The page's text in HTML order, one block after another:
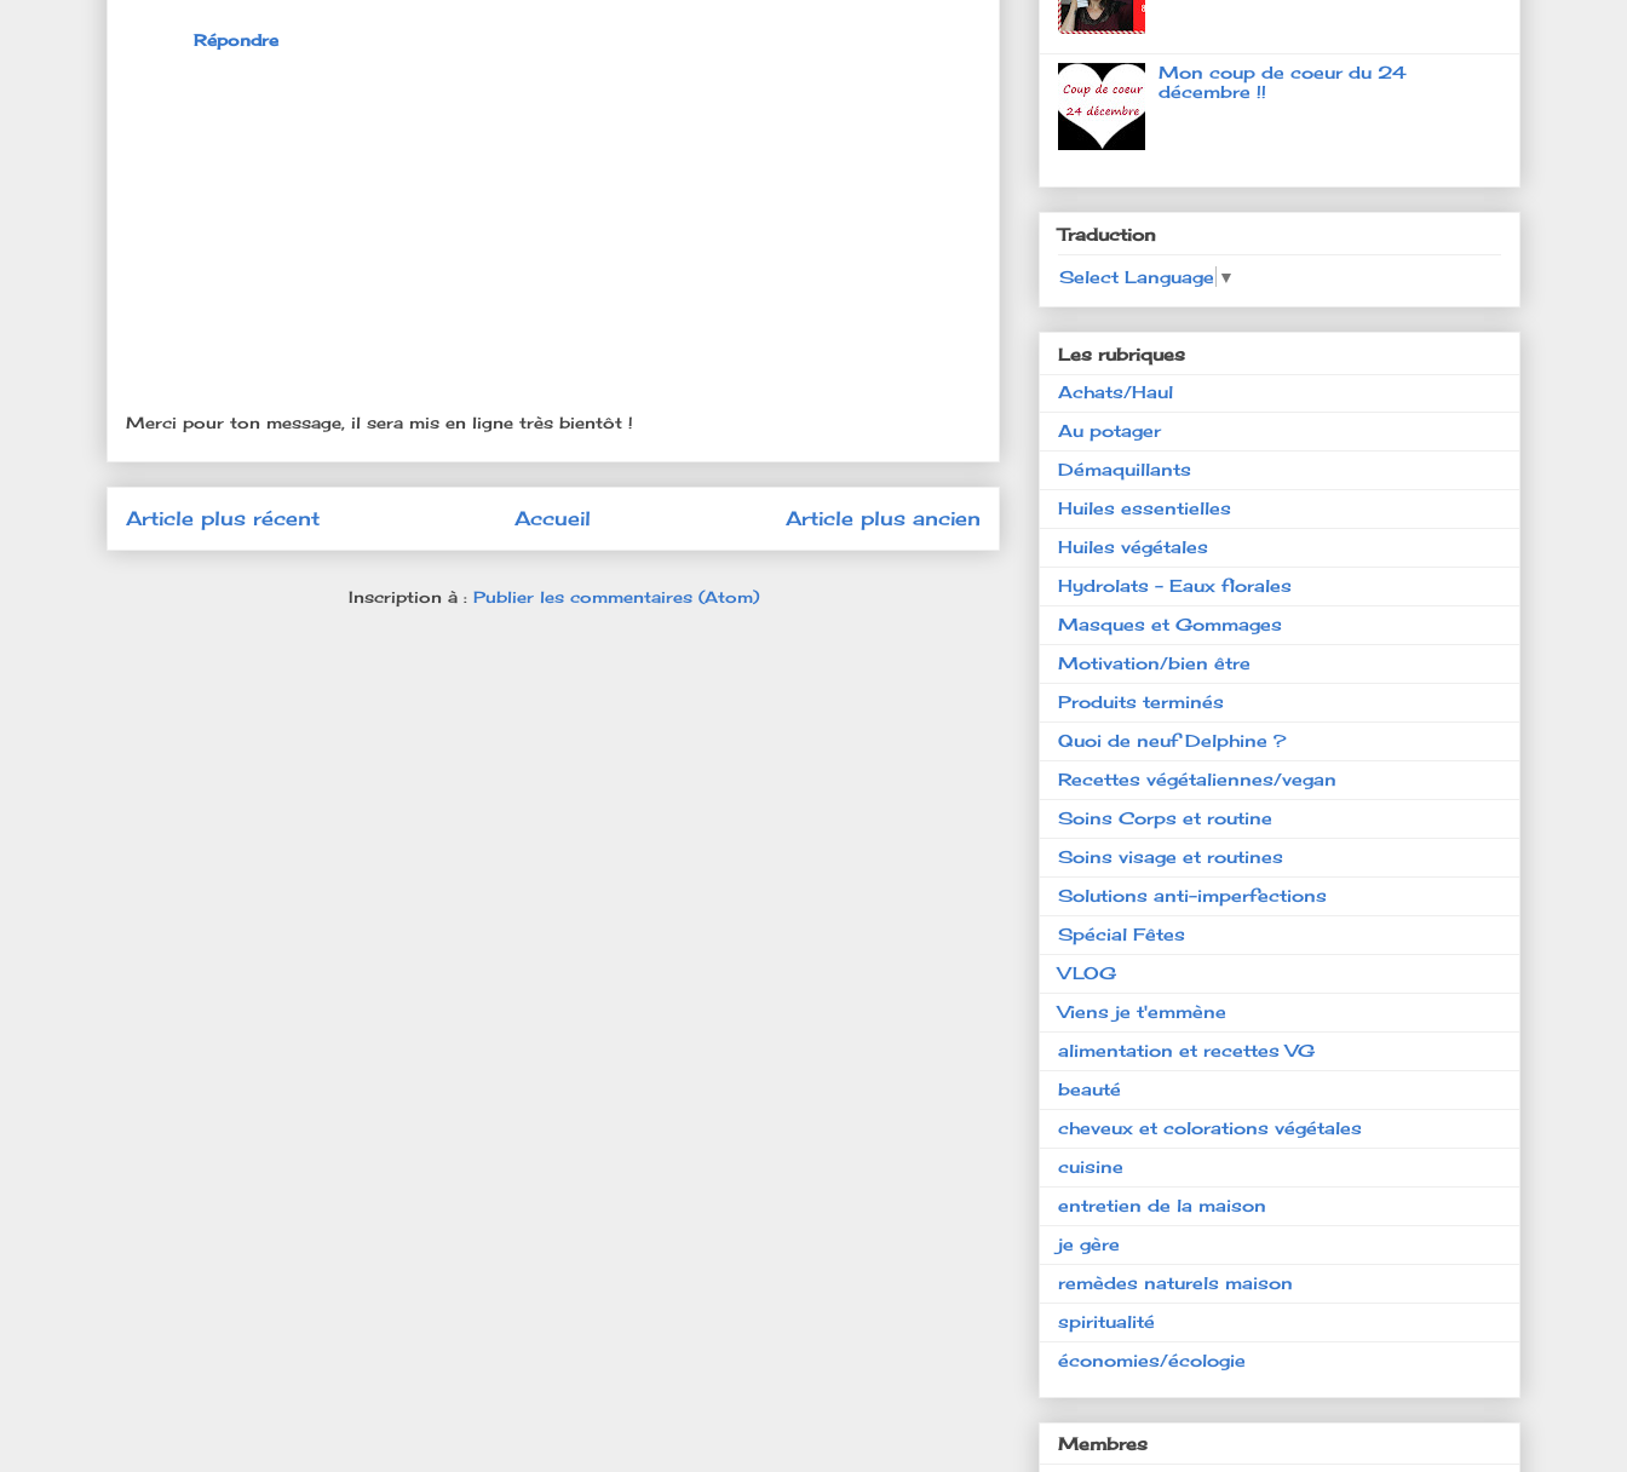
Répondre
Merci pour ton message, il sera mis en ligne très bientôt !
Article plus récent Article plus ancien
Accueil
Inscription à : Publier les commentaires (Atom)
Mon coup de coeur du 24
décembre !!
Traduction
Select Language ▼
Les rubriques
Achats/Haul
Au potager
Démaquillants
Huiles essentielles
Huiles végétales
Hydrolats - Eaux florales
Masques et Gommages
Motivation/bien être
Produits terminés
Quoi de neuf Delphine ?
Recettes végétaliennes/vegan
Soins Corps et routine
Soins visage et routines
Solutions anti-imperfections
Spécial Fêtes
VLOG
Viens je t'emmène
alimentation et recettes VG
beauté
cheveux et colorations végétales
cuisine
entretien de la maison
je gère
remèdes naturels maison
spiritualité
économies/écologie
Membres